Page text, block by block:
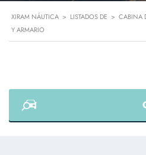
XIRAM NÁUTICA > LISTADOS DE > CABINA
Y ARMARIO